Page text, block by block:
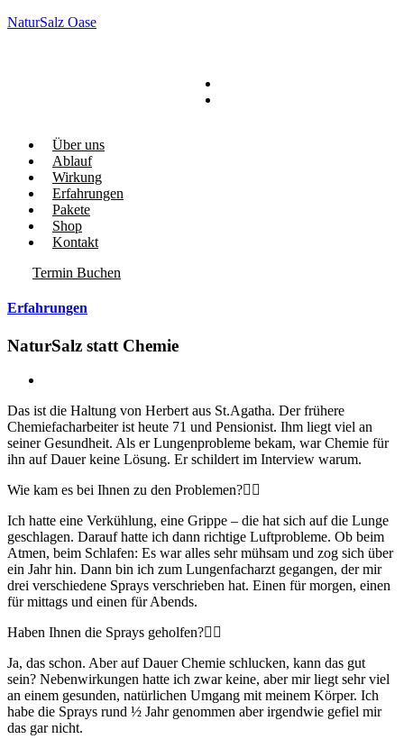
NaturSalz Oase
Über uns
Ablauf
Wirkung
Erfahrungen
Pakete
Shop
Kontakt
Termin Buchen
Erfahrungen
NaturSalz statt Chemie
Das ist die Haltung von Herbert aus St.Agatha. Der frühere
Chemiefacharbeiter ist heute 71 und Pensionist. Ihm liegt viel an
seiner Gesundheit. Als er Lungenprobleme bekam, war Chemie für
ihn auf Dauer keine Lösung. Er schildert im Interview warum.
Wie kam es bei Ihnen zu den Problemen?
Ich hatte eine Verkühlung, eine Grippe – die hat sich auf die Lunge
geschlagen. Darauf hatte ich dann richtige Luftprobleme. Ob beim
Atmen, beim Schlafen: Es war alles sehr mühsam und zog sich über
ein Jahr hin. Dann bin ich zum Lungenfacharzt gegangen, der mir
drei verschiedene Sprays verschrieben hat. Einen für morgen, einen
für mittags und einen für Abends.
Haben Ihnen die Sprays geholfen?
Ja, das schon. Aber auf Dauer Chemie schlucken, kann das gut
sein? Nebenwirkungen hatte ich zwar keine, aber mir liegt sehr viel
an einem gesunden, natürlichen Umgang mit meinem Körper. Ich
habe die Sprays rund ½ Jahr genommen aber irgendwie gefiel mir
das gar nicht.